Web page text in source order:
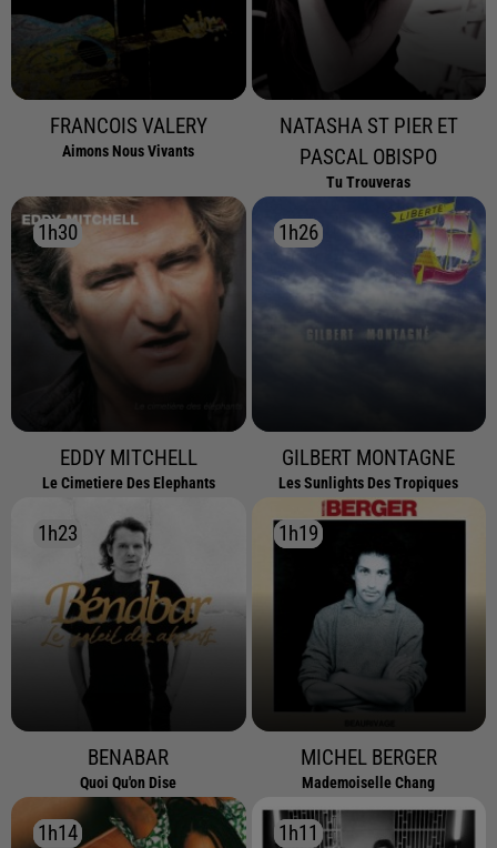
FRANCOIS VALERY
Aimons Nous Vivants
NATASHA ST PIER ET
PASCAL OBISPO
Tu Trouveras
1h30
1h30
EDDY MITCHELL
Le Cimetiere Des Elephants
1h26
1h26
GILBERT MONTAGNE
Les Sunlights Des Tropiques
1h23
1h23
BENABAR
Quoi Qu'on Dise
1h19
1h19
MICHEL BERGER
Mademoiselle Chang
1h14
1h14 1h11
1h11